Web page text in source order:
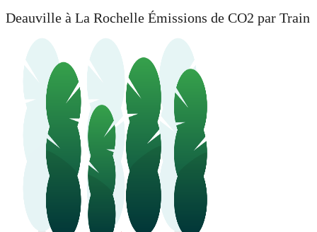
Deauville à La Rochelle Émissions de CO2 par Train